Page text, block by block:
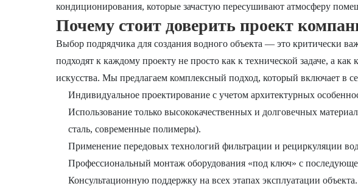
кондиционирования, которые зачастую пересушивают атмосферу
Почему стоит доверить проект
Выбор подрядчика для создания водного объекта — это критически
подходят к каждому проекту не просто как к технической задаче, а
искусства. Мы предлагаем комплексный подход, который включает в
Индивидуальное проектирование с учетом архитектурных
Использование только высококачественных и долговечных
сталь, современные полимеры).
Применение передовых технологий фильтрации и рециркуляции
Профессиональный монтаж оборудования «под ключ» с
Консультационную поддержку на всех этапах эксплуатации объекта.